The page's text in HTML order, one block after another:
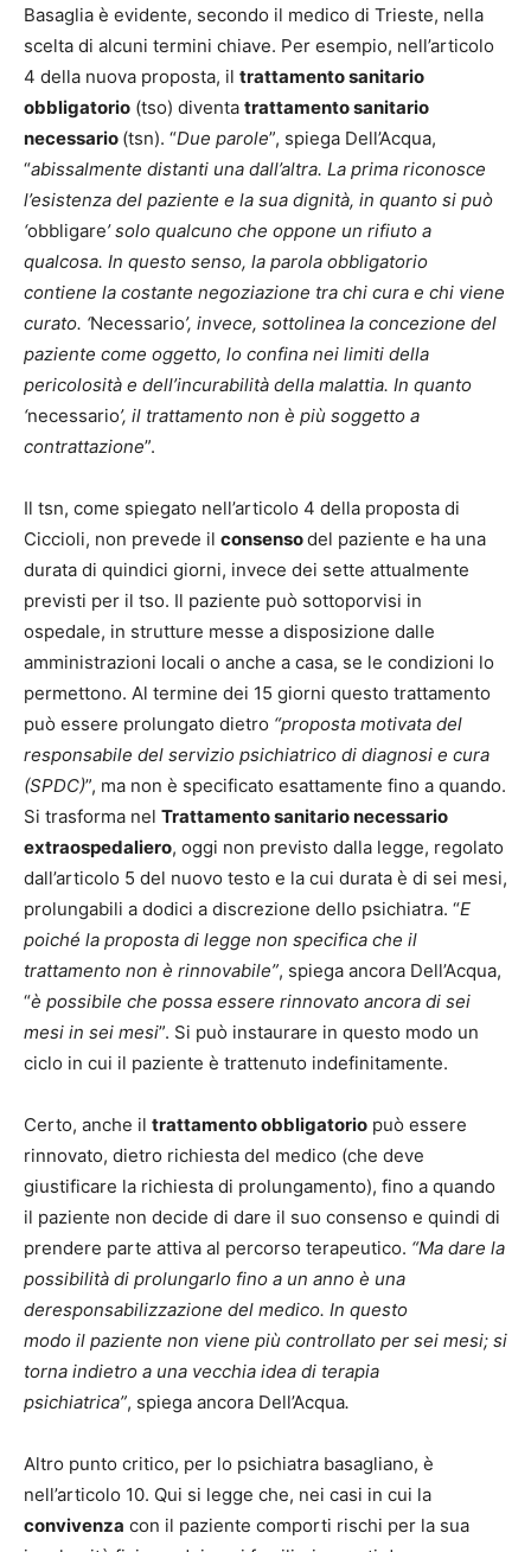
Basaglia è evidente, secondo il medico di Trieste, nella
scelta di alcuni termini chiave. Per esempio, nell’articolo
4 della nuova proposta, il trattamento sanitario
obbligatorio (tso) diventa trattamento sanitario
necessario (tsn). “Due parole”, spiega Dell’Acqua,
“abissalmente distanti una dall’altra. La prima riconosce
l’esistenza del paziente e la sua dignità, in quanto si può
‘obbligare’ solo qualcuno che oppone un rifiuto a
qualcosa. In questo senso, la parola obbligatorio
contiene la costante negoziazione tra chi cura e chi viene
curato. ‘Necessario’, invece, sottolinea la concezione del
paziente come oggetto, lo confina nei limiti della
pericolosità e dell’incurabilità della malattia. In quanto
‘necessario’, il trattamento non è più soggetto a
contrattazione”.
Il tsn, come spiegato nell’articolo 4 della proposta di
Ciccioli, non prevede il consensodel paziente e ha una
durata di quindici giorni, invece dei sette attualmente
previsti per il tso. Il paziente può sottoporvisi in
ospedale, in strutture messe a disposizione dalle
amministrazioni locali o anche a casa, se le condizioni lo
permettono. Al termine dei 15 giorni questo trattamento
può essere prolungato dietro “proposta motivata del
responsabile del servizio psichiatrico di diagnosi e cura
(SPDC)”, ma non è specificato esattamente fino a quando.
Si trasforma nel Trattamento sanitario necessario
extraospedaliero, oggi non previsto dalla legge, regolato
dall’articolo 5 del nuovo testo e la cui durata è di sei mesi,
prolungabili a dodici a discrezione dello psichiatra. “E
poiché la proposta di legge non specifica che il
trattamento non è rinnovabile”, spiega ancora Dell’Acqua,
“è possibile che possa essere rinnovato ancora di sei
mesi in sei mesi”. Si può instaurare in questo modo un
ciclo in cui il paziente è trattenuto indefinitamente.
Certo, anche il trattamento obbligatorio può essere
rinnovato, dietro richiesta del medico (che deve
giustificare la richiesta di prolungamento), fino a quando
il paziente non decide di dare il suo consenso e quindi di
prendere parte attiva al percorso terapeutico. “Ma dare la
possibilità di prolungarlo fino a un anno è una
deresponsabilizzazione del medico. In questo
modo il paziente non viene più controllato per sei mesi; si
torna indietro a una vecchia idea di terapia
psichiatrica”, spiega ancora Dell’Acqua.
Altro punto critico, per lo psichiatra basagliano, è
nell’articolo 10. Qui si legge che, nei casi in cui la
convivenza con il paziente comporti rischi per la sua